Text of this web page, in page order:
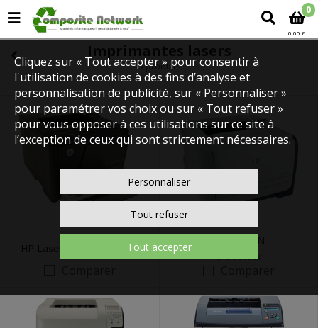
0
0,00 €
5 produits
HP LaserJet Pro M401dne
En Stock
Cliquez sur « Tout accepter » pour consentir à
l'utilisation de cookies à des fins d’analyse et
personnalisation de publicité, sur « Personnaliser »
pour paramétrer vos choix ou sur « Tout refuser »
pour vous opposer à ces utilisations sur ce site à
l’exception de ceux qui sont strictement nécessaires.
Personnaliser
Tout refuser
Tout accepter